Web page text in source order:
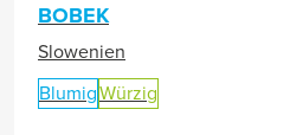
BOBEK
Slowenien
BlumigWürzig